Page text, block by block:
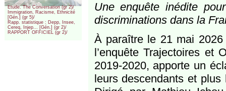
Etude. The Conversation (gr 2)/
Immigration, Racisme, Ethnicité
[Gén.] (gr 5)/
Rapp. statistique : Depp, Insee,
Cereq, Injep... [Gén.] (gr 2)/
RAPPORT OFFICIEL (gr 2)/
Une enquête inédite
discriminations dans la
À paraître le 21 mai 2026
l’enquête Trajectoires et
2019-2020, apporte un
leurs descendants et